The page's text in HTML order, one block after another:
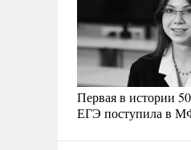
Первая в истории
ЕГЭ поступила в